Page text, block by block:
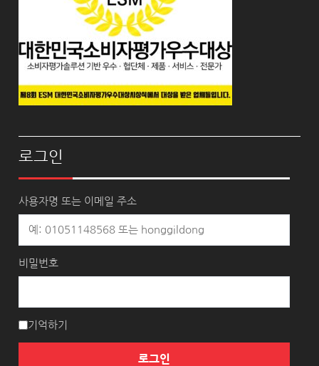
로그인
사용자명 또는 이메일 주소
비밀번호
기억하기
로그인